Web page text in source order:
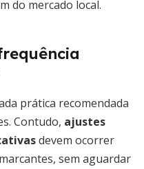
do mercado local.
prática recomendada
Contudo, ajustes
devem ocorrer
sem aguardar